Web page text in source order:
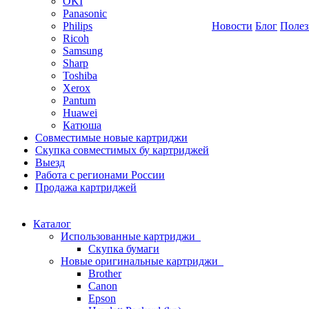
Panasonic
Philips
Ricoh
Samsung
Sharp
Toshiba
Xerox
Pantum
Huawei
Катюша
Совместимые новые картриджи
Скупка совместимых бу картриджей
Выезд
Работа с регионами России
Продажа картриджей
Новости Блог
Каталог
Использованные картриджи
Скупка бумаги
Новые оригинальные картриджи
Brother
Canon
Epson